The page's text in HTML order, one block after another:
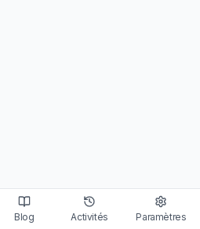
Blog Activités Paramètres